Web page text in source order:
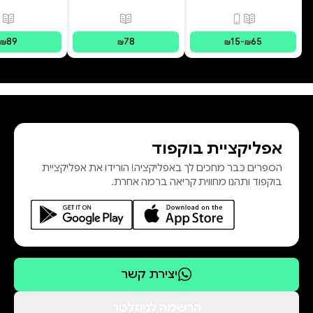
פורמטים זמינים
מודפס, דיגיטלי
₪15-₪65
פורמטים זמינים מודפס
₪78
₪89
אפליקציית בוקפוד
הספרים כבר מחכים לך באפליקציה! הורידו את אפליקציית
בוקפוד ותהנו מחווית קריאה ברמה אחרת.
יצירת קשר